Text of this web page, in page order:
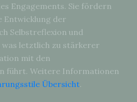
Engagements. Sie fördern
Entwicklung der
Selbstreflexion und
was letztlich zu stärkerer
mit den
führt. Weitere Informationen
Übersicht.